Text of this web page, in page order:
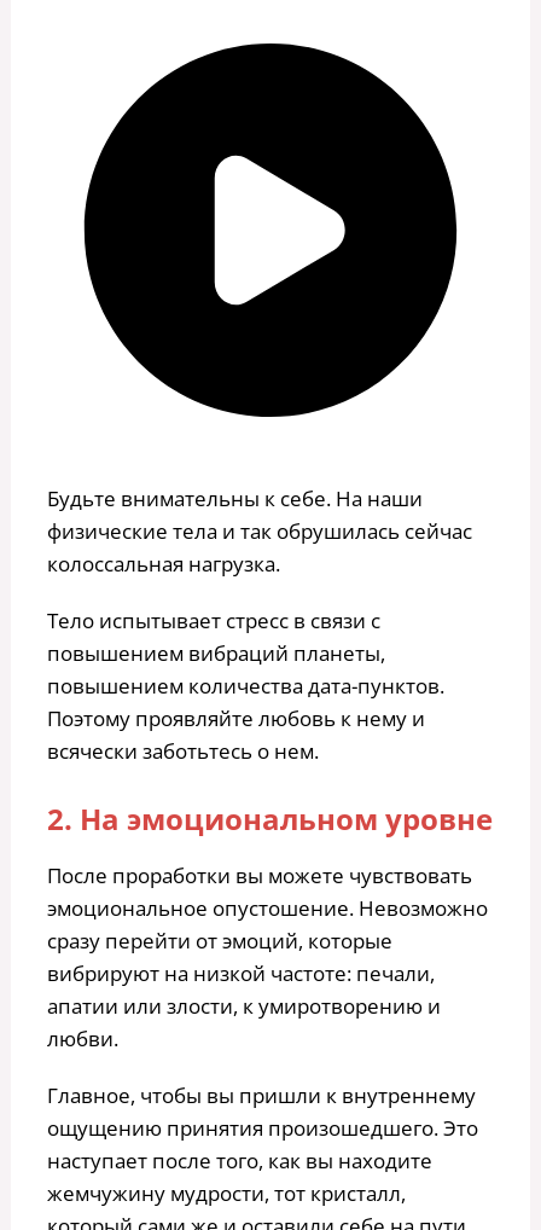
Будьте внимательны к себе. На наши
физические тела и так обрушилась сейчас
колоссальная нагрузка.
Тело испытывает стресс в связи с
повышением вибраций планеты,
повышением количества дата-пунктов.
Поэтому проявляйте любовь к нему и
всячески заботьтесь о нем.
2. На эмоциональном уровне
После проработки вы можете чувствовать
эмоциональное опустошение. Невозможно
сразу перейти от эмоций, которые
вибрируют на низкой частоте: печали,
апатии или злости, к умиротворению и
любви.
Главное, чтобы вы пришли к внутреннему
ощущению принятия произошедшего. Это
наступает после того, как вы находите
жемчужину мудрости, тот кристалл,